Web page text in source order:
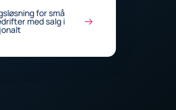
for små
med salg i